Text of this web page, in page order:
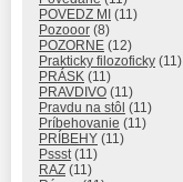
POVEDZ MI (11)
Pozooor (8)
POZORNE (12)
Prakticky filozoficky (11)
PRÁSK (11)
PRAVDIVO (11)
Pravdu na stôl (11)
Príbehovanie (11)
PRÍBEHY (11)
Pssst(11)
RAZ (11)